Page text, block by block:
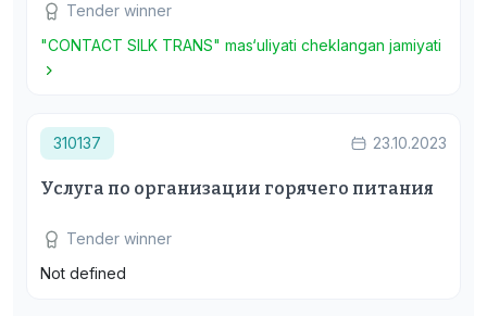
Tender winner
"CONTACT SILK TRANS" mas‘uliyati cheklangan jamiyati
310137 23.10.2023
Услуга по организации горячего питания
Tender winner
Not defined